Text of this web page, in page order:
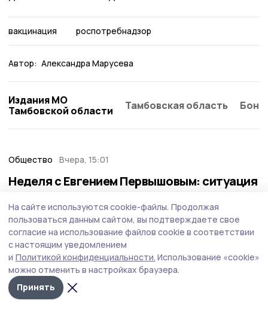
вакцинация роспотребнадзор
Автор: Александра Марусева
Издания МО
Тамбовской области
Тамбовская область
Общество Вчера, 15:01
Неделя с Евгением Первышовым: ситуация
приоритеты образования
Губернатор держит на контроле ситуацию с бензином,
требует навести порядок с мусором в Тамбове.
На сайте используются cookie-файлы. Продолжая
пользоваться данным сайтом, вы подтверждаете свое
согласие на использование файлов cookie в соответствии
с настоящим уведомлением
и Политикой конфиденциальности. Использование «cookie»
можно отменить в настройках браузера.
Принять